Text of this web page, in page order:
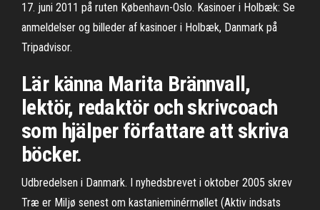
17. juni 2011 på ruten København-Oslo. Kasinoer i Holbæk: Se
anmeldelser og billeder af kasinoer i Holbæk, Danmark på
Tripadvisor.
Lär känna Marita Brännvall,
lektör, redaktör och skrivcoach
som hjälper författare att skriva
böcker.
Udbredelsen i Danmark. I nyhedsbrevet i oktober 2005 skrev
Træ er Miljø senest om kastanieminérmøllet (Aktiv indsats